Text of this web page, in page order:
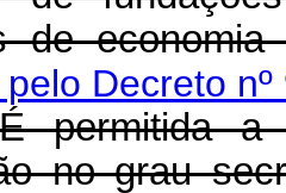
de
Decreto
a
no grau